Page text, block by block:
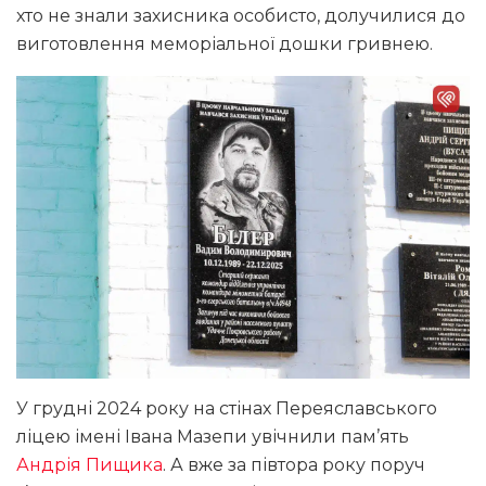
хто не знали захисника особисто, долучилися до
виготовлення меморіальної дошки гривнею.
У грудні 2024 року на стінах Переяславського
ліцею імені Івана Мазепи увічнили пам’ять
Андрія Пищика. А вже за півтора року поруч